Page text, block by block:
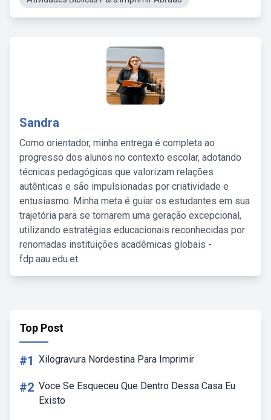
Sandra
Como orientador, minha entrega é completa ao
progresso dos alunos no contexto escolar, adotando
técnicas pedagógicas que valorizam relações
autênticas e são impulsionadas por criatividade e
entusiasmo. Minha meta é guiar os estudantes em sua
trajetória para se tornarem uma geração excepcional,
utilizando estratégias educacionais reconhecidas por
renomadas instituições acadêmicas globais -
fdp.aau.edu.et.
Top Post
#1 Xilogravura Nordestina Para Imprimir
#2 Voce Se Esqueceu Que Dentro Dessa Casa Eu
Existo